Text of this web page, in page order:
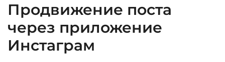
Продвижение поста
через приложение
Инстаграм